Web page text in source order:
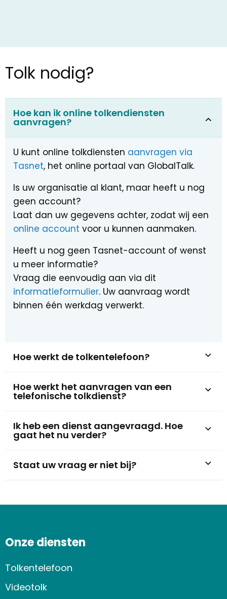
Tolk nodig?
Hoe kan ik online tolkendiensten
aanvragen?
U kunt online tolkdiensten aanvragen via
Tasnet, het online portaal van GlobalTalk.
Is uw organisatie al klant, maar heeft u nog
geen account?
Laat dan uw gegevens achter, zodat wij een
online account voor u kunnen aanmaken.
Heeft u nog geen Tasnet-account of wenst
u meer informatie?
Vraag die eenvoudig aan via dit
informatieformulier. Uw aanvraag wordt
binnen één werkdag verwerkt.
Hoe werkt de tolkentelefoon?
Hoe werkt het aanvragen van een
telefonische tolkdienst?
Ik heb een dienst aangevraagd. Hoe
gaat het nu verder?
Staat uw vraag er niet bij?
Onze diensten
Tolkentelefoon
Videotolk